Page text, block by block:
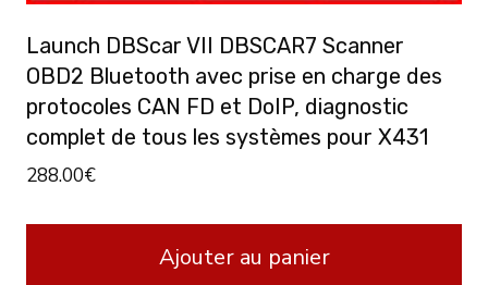
Launch DBScar VII DBSCAR7 Scanner
OBD2 Bluetooth avec prise en charge des
protocoles CAN FD et DoIP, diagnostic
complet de tous les systèmes pour X431
288.00€
Ajouter au panier